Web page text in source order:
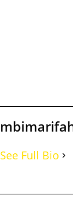
See Full Bio